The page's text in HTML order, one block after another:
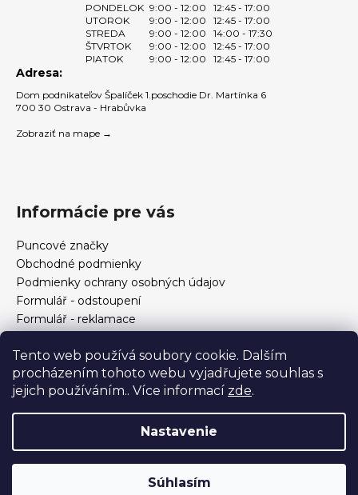
Tento web používá soubory cookie. Dalším
procházením tohoto webu vyjadřujete souhlas s
jejich používáním.. Více informací zde.
Nastavenie
Súhlasím
s
u
PONDELOK 9:00 - 12:00
12:45 - 17:00
UTOROK
9:00 - 12:00
12:45 - 17:00
STREDA
9:00 - 12:00
14:00 - 17:30
ŠTVRTOK
9:00 - 12:00
12:45 - 17:00
PIATOK
9:00 - 12:00 12:45 - 17:00
Adresa:
Dom podnikateľov Špalíček 1.poschodie Dr. Martínka 6
700 30 Ostrava - Hrabůvka
Zobraziť na mape →
Informácie pre vás
Puncové značky
Obchodné podmienky
Podmienky ochrany osobných údajov
Formulář - odstoupení
Formulář - reklamace
Ako určiť veľkosť prsteňa
Ako si vybrať šperky?
Formulár na odstúpenie od zmluvy a reklamáciu
Copyright 2026Zlatnictví Helios. Všetky práva
vyhradené.